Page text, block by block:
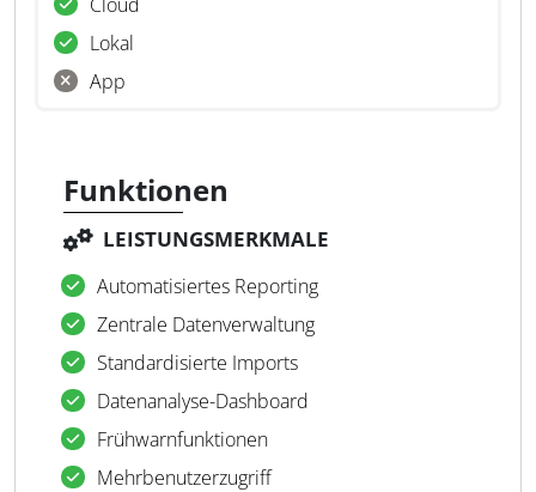
Lokal
App
Funktionen
LEISTUNGSMERKMALE
Automatisiertes Reporting
Zentrale Datenverwaltung
Standardisierte Imports
Datenanalyse-Dashboard
Frühwarnfunktionen
Mehrbenutzerzugriff